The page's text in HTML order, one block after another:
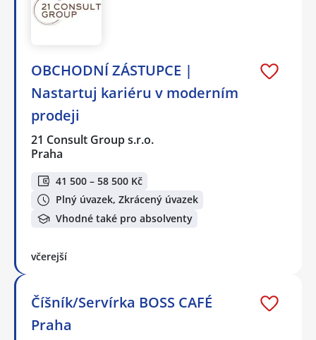
OBCHODNÍ ZÁSTUPCE |
Nastartuj kariéru v moderním
prodeji
21 Consult Group s.r.o.
Praha
41 500 – 58 500 Kč
Plný úvazek, Zkrácený úvazek
Vhodné také pro absolventy
včerejší
Číšník/Servírka BOSS CAFÉ
Praha